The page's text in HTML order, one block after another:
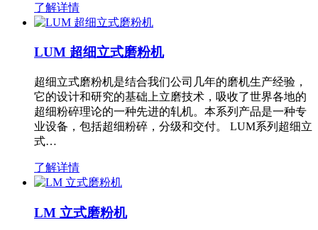
了解详情
LUM 超细立式磨粉机
超细立式磨粉机是结合我们公司几年的磨机生产经验，
它的设计和研究的基础上立磨技术，吸收了世界各地的
超细粉碎理论的一种先进的轧机。本系列产品是一种专
业设备，包括超细粉碎，分级和交付。 LUM系列超细立
式…
了解详情
LM 立式磨粉机